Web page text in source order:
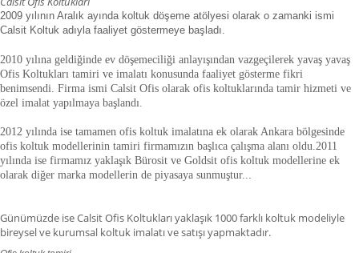
2009 yılının Aralık ayında koltuk döşeme atölyesi olarak o zamanki ismi
Calsit Koltuk adıyla faaliyet göstermeye başladı.
2010 yılına geldiğinde ev döşemeciliği anlayışından vazgeçilerek yavaş yavaş
Ofis Koltukları tamiri ve imalatı konusunda faaliyet gösterme fikri
benimsendi. Firma ismi Calsit Ofis olarak ofis koltuklarında tamir hizmeti ve
özel imalat yapılmaya başlandı.
2012 yılında ise tamamen ofis koltuk imalatına ek olarak Ankara bölgesinde
ofis koltuk modellerinin tamiri firmamızın başlıca çalışma alanı oldu. 2011
yılında ise firmamız yaklaşık Bürosit ve Goldsit ofis koltuk modellerine ek
olarak diğer marka modellerin de piyasaya sunmuştur.
Günümüzde ise Calsit Ofis Koltukları yaklaşık 1000 farklı koltuk modeliyle
bireysel ve kurumsal koltuk imalatı ve satışı yapmaktadır.